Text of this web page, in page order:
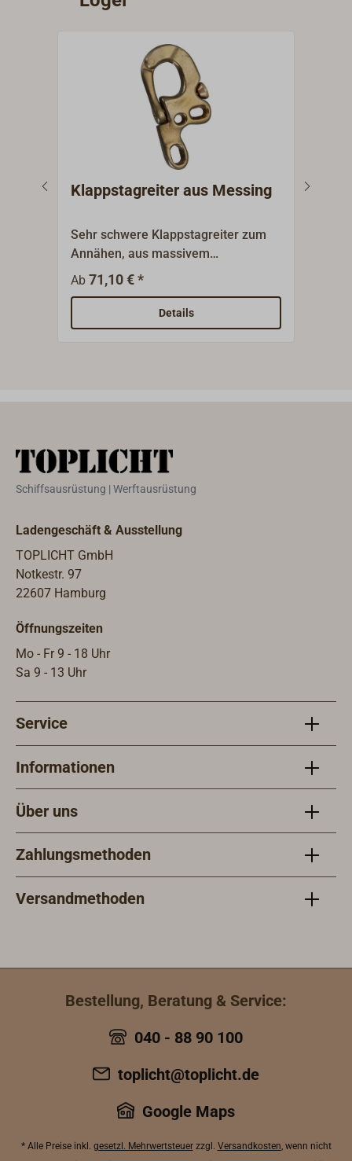
Klappstagreiter aus Messing
Sehr schwere Klappstagreiter zum
Annähen, aus massivem
Gussmessing.Für besonders dicke
Vorstagen.Robuster Verschluss mit
mit Schnappbolzen.
Ab71,10 € *
Details
Schiffsausrüstung | Werftausrüstung
Ladengeschäft & Ausstellung
TOPLICHT GmbH
Notkestr. 97
22607 Hamburg
Öffnungszeiten
Mo - Fr 9 - 18 Uhr
Sa 9 - 13 Uhr
Service
Informationen
Über uns
Zahlungsmethoden
Versandmethoden
Bestellung, Beratung & Service:
040 - 88 90 100
toplicht@toplicht.de
Google Maps
* Alle Preise inkl. gesetzl. Mehrwertsteuerzzgl. Versandkosten, wenn nicht